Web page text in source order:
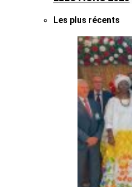
Les plus récents